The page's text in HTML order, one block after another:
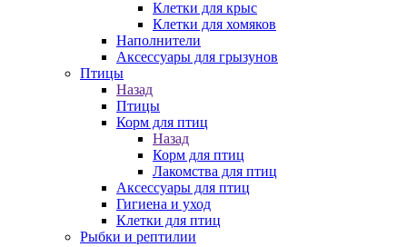
Клетки для крыс
Клетки для хомяков
Наполнители
Аксессуары для грызунов
Птицы
Назад
Птицы
Корм для птиц
Назад
Корм для птиц
Лакомства для птиц
Аксессуары для птиц
Гигиена и уход
Клетки для птиц
Рыбки и рептилии